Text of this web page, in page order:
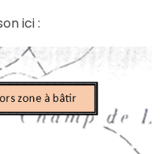
ici :